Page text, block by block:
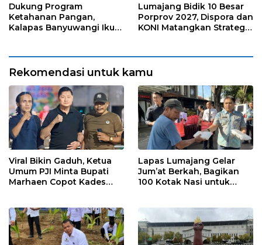
Dukung Program
Ketahanan Pangan,
Kalapas Banyuwangi Ikuti
Ngajum
Lumajang Bidik 10 Besar
Porprov 2027, Dispora dan
KONI Matangkan Strategi
Rekomendasi untuk kamu
Viral Bikin Gaduh, Ketua
Umum PJI Minta Bupati
Marhaen Copot Kades
Lapas Lumajang Gelar
Jum’at Berkah, Bagikan
100 Kotak Nasi untuk